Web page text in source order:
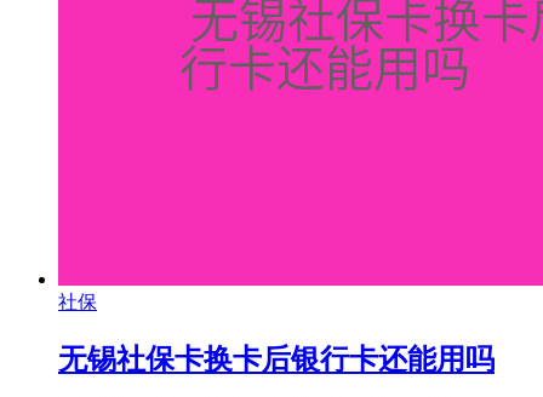
社保
无锡社保卡换卡后银行卡还能用吗